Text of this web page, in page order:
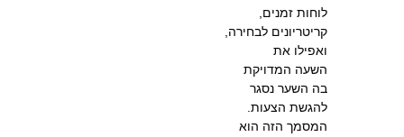
לוחות זמנים,
קריטריונים לבחירה,
ואפילו את
השעה המדויקת
בה השער נסגר
להגשת הצעות.
המסמך הזה הוא